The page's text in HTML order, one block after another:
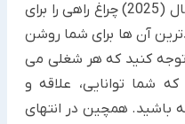
پردرآمد ترین شغل های جهان سال (2025) چراغ راهی را برای
آن ها برای شما روشن
توجه کنید که هر شغلی می
شما توانایی، علاقه و
باشید. همچین در انتهای